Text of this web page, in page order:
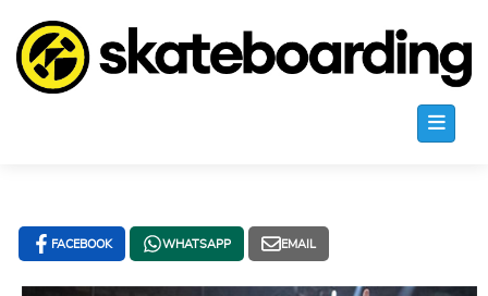
FACEBOOK WHATSAPP EMAIL